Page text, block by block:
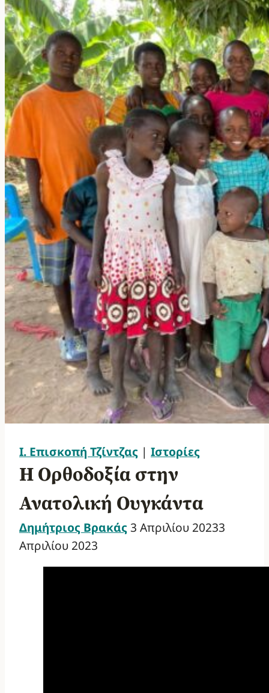
Ι. Επισκοπή Τζίντζας | Ιστορίες
Η Ορθοδοξία στην
Ανατολική Ουγκάντα
Δημήτριος Βρακάς 3 Απριλίου 20233
Απριλίου 2023